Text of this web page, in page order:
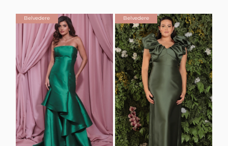
Belvedere Belvedere